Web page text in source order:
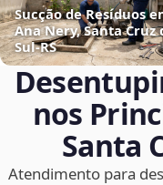
Sucção de Resíduos
Ana Nery, Santa Cruz
Sul‑RS
nos
Santa
Atendimento para